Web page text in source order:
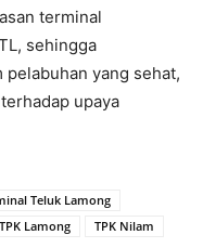
terminal
sehingga
yang sehat,
upaya
Teluk Lamong
TPK Lamong
TPK Nilam